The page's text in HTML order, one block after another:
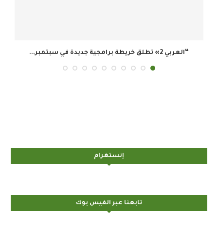
هيئة تنظيم الإعلام السعودية: تيك توك
إنستغرام
تابعنا عبر الفيس بوك